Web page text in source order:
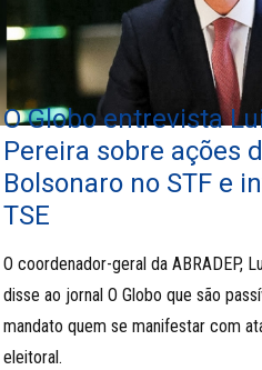
O Globo entrevista
Pereira sobre ações
Bolsonaro no STF e
TSE
O coordenador-geral da ABRADEP,
disse ao jornal O Globo que são
mandato quem se manifestar com
eleitoral.